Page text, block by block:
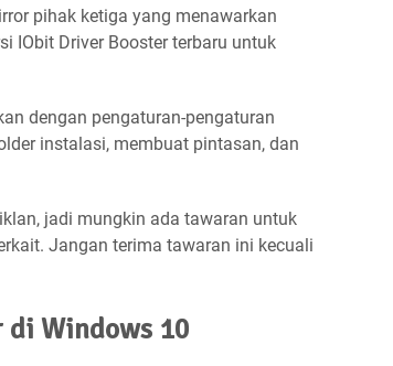
pihak ketiga yang menawarkan
IObit Driver Booster terbaru untuk
dengan pengaturan-pengaturan
instalasi, membuat pintasan, dan
jadi mungkin ada tawaran untuk
Jangan terima tawaran ini kecuali
di Windows 10